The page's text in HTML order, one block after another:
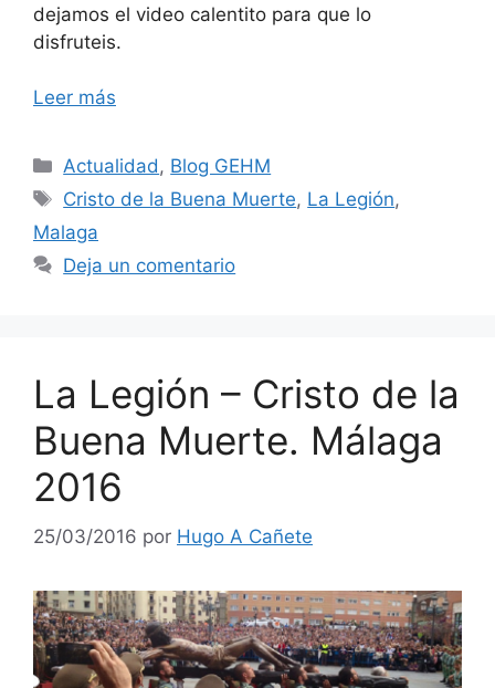
dejamos el video calentito para que lo
disfruteis.
Leer más
Categorías
Actualidad, Blog GEHM
Etiquetas
Cristo de la Buena Muerte, La Legión,
Malaga
Deja un comentario
La Legión – Cristo de la
Buena Muerte. Málaga
2016
25/03/2016 por Hugo A Cañete